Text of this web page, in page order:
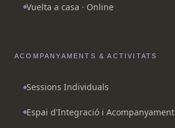
Vuelta a casa · Online
ACOMPANYAMENTS & ACTIVITATS
Sessions Individuals
Espai d'Integració i Acompanyament